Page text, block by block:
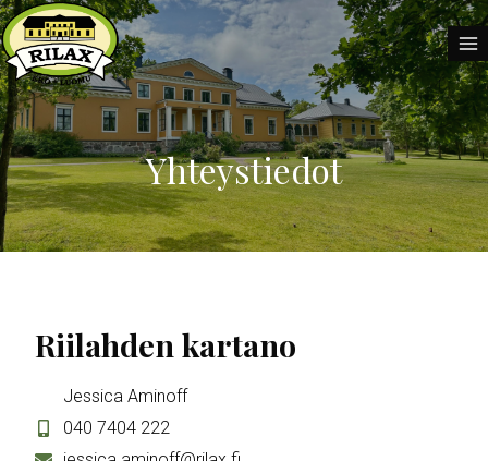
Siirry
sisältöön
Yhteystiedot
Riilahden kartano
Jessica Aminoff
040 7404 222